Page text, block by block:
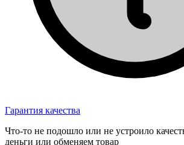
Гарантия качества
Что-то не подошло или не устроило
деньги или обменяем товар